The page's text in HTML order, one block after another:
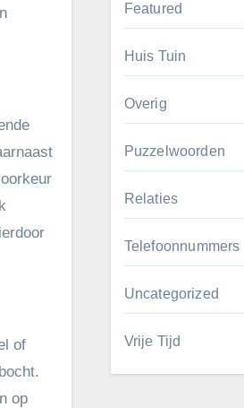
of
op
Featured
Huis Tuin
Overig
Puzzelwoorden
Relaties
Telefoonnummers
Uncategorized
Vrije Tijd